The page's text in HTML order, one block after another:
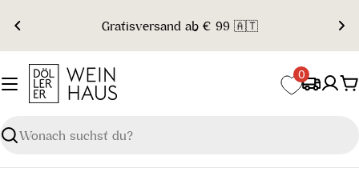
Inhalt
springen
Gratisversand ab € 99 🇦🇹
Suchen
0